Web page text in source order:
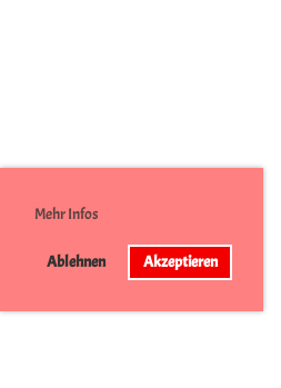
Mehr Infos
Ablehnen Akzeptieren